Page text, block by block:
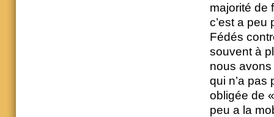
majorité de
c’est a peu
Fédés
souvent à
nous avons
qui n’a pas
obligée de
peu a la